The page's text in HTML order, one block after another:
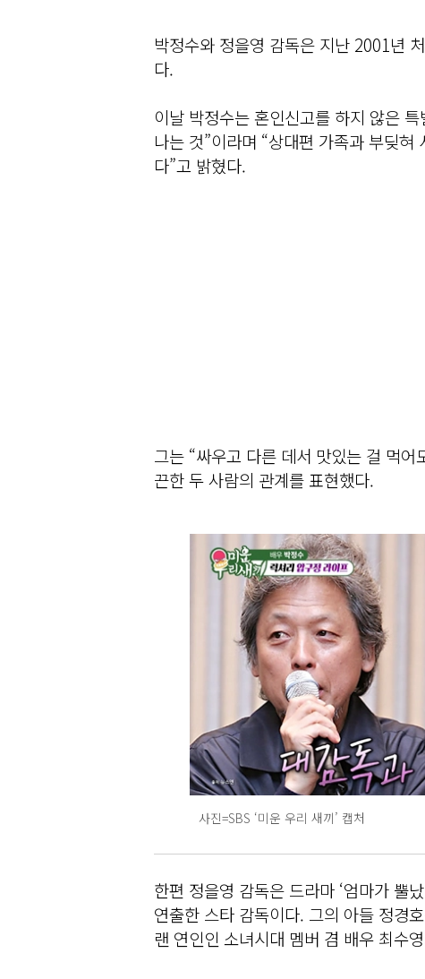
박정수와 정을영 감독은 지난 2001년
다.
이날 박정수는 혼인신고를 하지 않은
나는 것”이라며 “상대편 가족과 부딪
다”고 밝혔다.
그는 “싸우고 다른 데서 맛있는 걸 먹
끈한 두 사람의 관계를 표현했다.
사진=SBS ‘미운 우리 새끼’ 캡처
한편 정을영 감독은 드라마 ‘엄마가 뿔
연출한 스타 감독이다. 그의 아들 정경
랜 연인인 소녀시대 멤버 겸 배우 최수